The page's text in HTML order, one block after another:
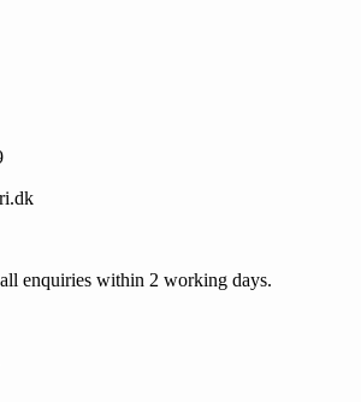
enquiries within 2 working days.